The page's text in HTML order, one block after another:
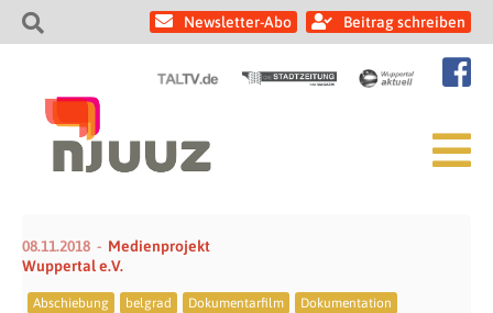
Newsletter-Abo Beitrag schreiben
08.11.2018
Medienprojekt
Wuppertal e.V.
Abschiebung belgrad Dokumentarfilm
Dokumentation